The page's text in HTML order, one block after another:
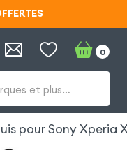
et plus…
0
pour Sony Xperia